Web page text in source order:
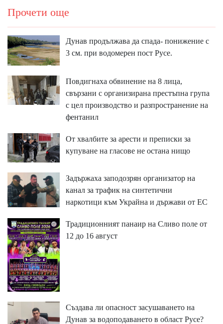
Прочети още
Дунав продължава да спада- понижение с
3 см. при водомерен пост Русе.
Повдигнаха обвинение на 8 лица,
свързани с организирана престъпна група
с цел производство и разпространение на
фентанил
От хвалбите за арести и преписки за
купуване на гласове не остана нищо
Задържаха заподозрян организатор на
канал за трафик на синтетични
наркотици към Украйна и държави от ЕС
Традиционният панаир на Сливо поле от
12 до 16 август
Създава ли опасност засушаването на
Дунав за водоподаването в област Русе?